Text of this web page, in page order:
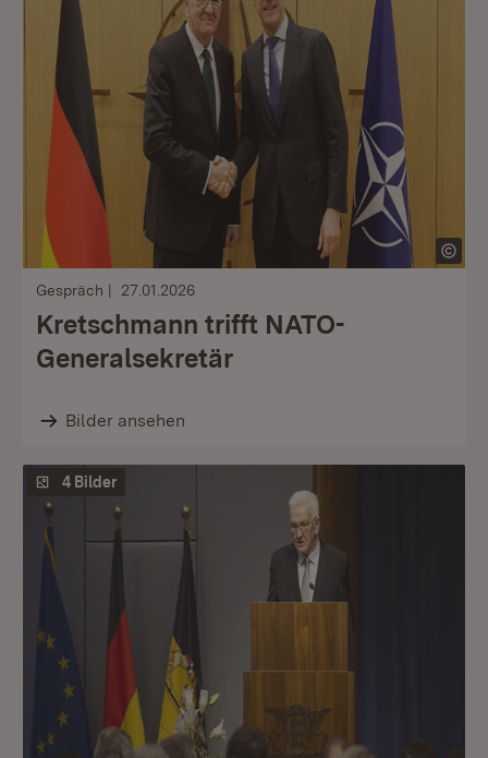
Gespräch 27.01.2026
Kretschmann trifft NATO-
Generalsekretär
Bilder ansehen
4 Bilder